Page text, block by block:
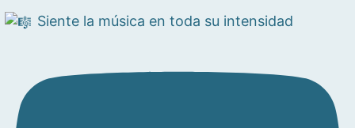
Siente la música en toda su intensidad